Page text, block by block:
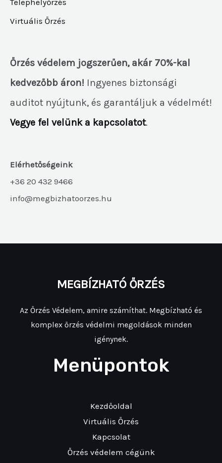
Telephelyőrzés
Virtuális Őrzés
Őrzés védelem jogszerűen, akár 70%-kal
kedvezőbb áron! Ingyenes biztonsági
auditot nyújtunk, és garantáljuk a védelmét!
Vegye fel velünk a kapcsolatot.
Elérhetőségeink
+36 20 432 9466
info@megbizhatoorzes.hu
MEGBÍZHATÓ ŐRZÉS
Az Őrzés Védelem, amire számíthat. Megbízható és
komplex őrzés védelmi megoldások minden
igénynek.
Menüpontok
Kezdőoldal
Virtuális Őrzés
Kapcsolat
Őrzés védelem cégünk